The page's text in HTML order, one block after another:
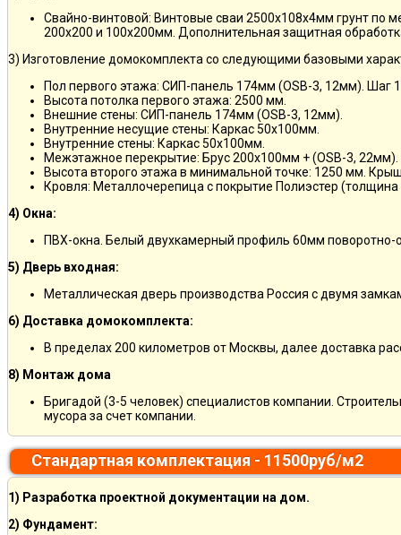
Свайно-винтовой: Винтовые сваи 2500х108х4мм грунт по
200х200 и 100х200мм. Дополнительная защитная
3) Изготовление домокомплекта со следующими базовыми
Пол первого этажа: СИП-панель 174мм (OSB-3, 12мм). Шаг
Высота потолка первого этажа: 2500 мм.
Внешние стены: СИП-панель 174мм (OSB-3, 12мм).
Внутренние несущие стены: Каркас 50х100мм.
Внутренние стены: Каркас 50х100мм.
Межэтажное перекрытие: Брус 200х100мм + (OSB-3, 22мм).
Высота второго этажа в минимальной точке: 1250 мм.
Кровля: Металлочерепица с покрытие Полиэстер
4) Окна:
ПВХ-окна. Белый двухкамерный профиль 60мм поворотно-
5) Дверь входная:
Металлическая дверь производства Россия с двумя
6) Доставка домокомплекта:
В пределах 200 километров от Москвы, далее доставка
8) Монтаж дома
Бригадой (3-5 человек) специалистов компании.
мусора за счет компании.
Стандартная комплектация - 11500руб/м2
1) Разработка проектной документации на дом.
2) Фундамент: